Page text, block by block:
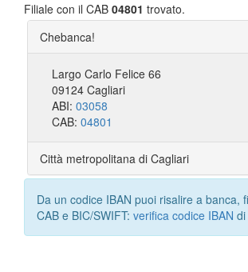
Filiale con il CAB 04801 trovato.
Chebanca!
Largo Carlo Felice 66
09124 Cagliari
ABI: 03058
CAB: 04801
Città metropolitana di Cagliari
Da un codice IBAN puoi risalire a banca,
CAB e BIC/SWIFT: verifica codice IBAN